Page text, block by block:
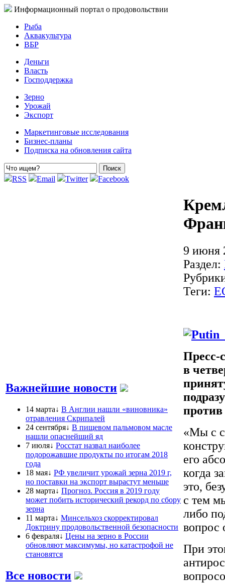
Информационный портал о продовольствии
Рыба
Аквакультура
ВБР
Деньги
Власть
Господдержка
Зерно
Урожай
Экспорт
Маркетинговые исследования
Бизнес-планы
Подписка на обновления сайта
RSS Email Twitter Facebook
Важнейшие новости
14 марта↓ В Англии нашли «виновника»
отравления Скрипалей
24 сентября↓ В пищевом пальмовом масле
нашли опаснейший яд
7 июля↓ Росстат назвал наиболее
подорожавшие продукты по итогам 2018
года
18 мая↓ РФ увеличит урожай зерна 2019 г,
но поставки на экспорт вырастут меньше
28 марта↓ Прогноз. Россия в 2019 году
может побить исторический рекорд по сбору
зерна
11 марта↓ Минсельхоз скорректировал
Доктрину продовольственной безопасности
6 февраля↓ Цены на зерно в России
обновляют максимумы, но катастрофой не
становятся
Все новости
9 июня
Раздел:
Теги:
Пресс-
в
против
«Мы с
его
когда
это,
с тем
либо
вопрос
При